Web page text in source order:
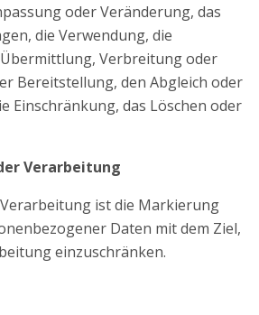
oder Veränderung, das
die Verwendung, die
Verbreitung oder
Bereitstellung, den Abgleich oder
Einschränkung, das Löschen oder
Verarbeitung
ist die Markierung
Daten mit dem Ziel,
einzuschränken.